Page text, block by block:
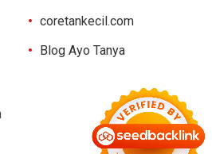
coretankecil.com
Blog Ayo Tanya